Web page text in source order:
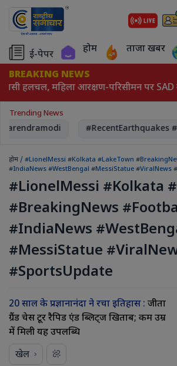
ई-पेपर होम ताजा खबर
BREAKING NEWS
हलचल, महिला आरक्षण-परिसीमन पर
Trending News
#RecentEarthquakes
होम / #LionelMessi #Kolkata #LakeTown
#IndiaNews #WestBengal #MessiStatue #ViralNews
#LionelMessi #Kolkata
#BreakingNews
#IndiaNews
#MessiStatue
#SportsUpdate
20 साल के प्रज्ञानानंदा ने रचा इतिहास : जीता
ग्रैंड चेस टूर रैपिड एंड ब्लिट्ज खिताब; कम उम्र
में मिली यह उपलब्धि
खेल